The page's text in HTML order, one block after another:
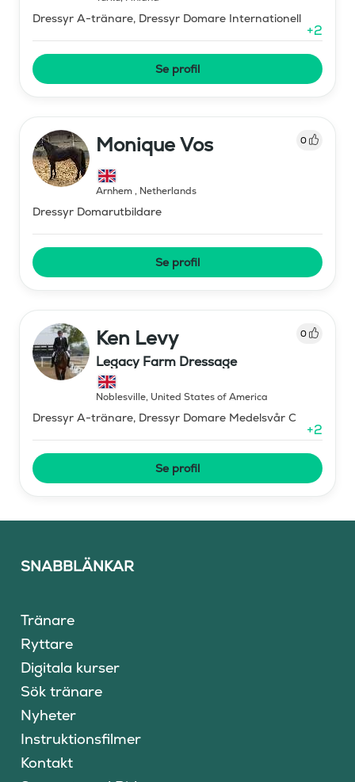
Dressyr A-tränare, Dressyr Domare Internationell
+2
Se profil
Monique Vos 0
Arnhem, Netherlands
Dressyr Domarutbildare
Se profil
Ken Levy 0
Legacy Farm Dressage
Noblesville, United States of America
Dressyr A-tränare, Dressyr Domare Medelsvår C
+2
Se profil
SNABBLÄNKAR
Tränare
Ryttare
Digitala kurser
Sök tränare
Nyheter
Instruktionsfilmer
Kontakt